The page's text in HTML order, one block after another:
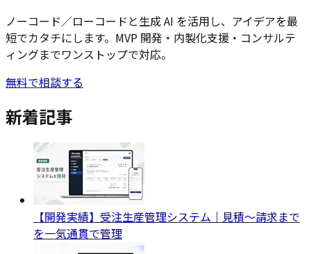
ノーコード／ローコードと生成 AI を活用し、アイデアを最
短でカタチにします。MVP 開発・内製化支援・コンサルテ
ィングまでワンストップで対応。
無料で相談する
新着記事
【開発実績】受注生産管理システム｜見積〜請求まで
を一気通貫で管理